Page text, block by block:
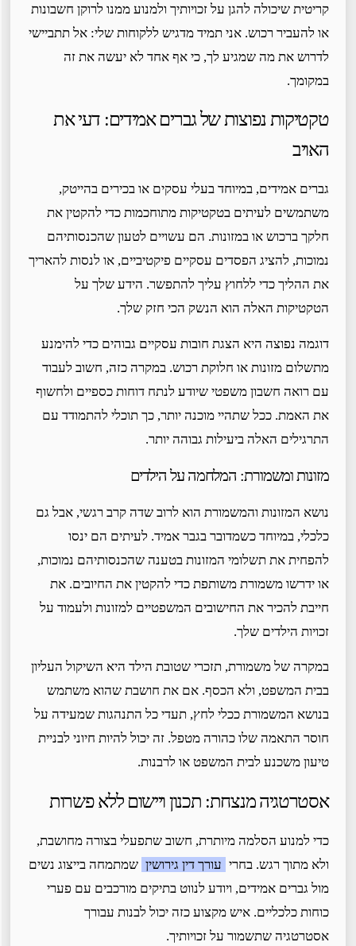
קריטית שיכולה להגן על זכויותיך ולמנוע ממנו לרוקן חשבונות
או להעביר רכוש. אני תמיד מדגיש ללקוחות שלי: אל תתביישי
לדרוש את מה שמגיע לך, כי אף אחד לא יעשה את זה
במקומך.
טקטיקות נפוצות של גברים אמידים: דעי את
האויב
גברים אמידים, במיוחד בעלי עסקים או בכירים בהייטק,
משתמשים לעיתים בטקטיקות מתוחכמות כדי להקטין את
חלקך ברכוש או במזונות. הם עשויים לטעון שהכנסותיהם
נמוכות, להציג הפסדים עסקיים פיקטיביים, או לנסות להאריך
את ההליך כדי ללחוץ עליך להתפשר. הידע שלך על
הטקטיקות האלה הוא הנשק הכי חזק שלך.
דוגמה נפוצה היא הצגת חובות עסקיים גבוהים כדי להימנע
מתשלום מזונות או חלוקת רכוש. במקרה כזה, חשוב לעבוד
עם רואה חשבון משפטי שיודע לנתח דוחות כספיים ולחשוף
את האמת. ככל שתהיי מוכנה יותר, כך תוכלי להתמודד עם
התרגילים האלה ביעילות גבוהה יותר.
מזונות ומשמורת: המלחמה על הילדים
נושא המזונות והמשמורת הוא לרוב שדה קרב רגשי, אבל גם
כלכלי, במיוחד כשמדובר בגבר אמיד. לעיתים הם ינסו
להפחית את תשלומי המזונות בטענה שהכנסותיהם נמוכות,
או ידרשו משמורת משותפת כדי להקטין את החיובים. את
חייבת להכיר את החישובים המשפטיים למזונות ולעמוד על
זכויות הילדים שלך.
במקרה של משמורת, תזכרי שטובת הילד היא השיקול העליון
בבית המשפט, ולא הכסף. אם את חושבת שהוא משתמש
בנושא המשמורת ככלי לחץ, תעדי כל התנהגות שמעידה על
חוסר התאמה שלו כהורה מטפל. זה יכול להיות חיוני לבניית
טיעון משכנע לבית המשפט או לרבנות.
אסטרטגיה מנצחת: תכנון ויישום ללא פשרות
כדי למנוע הסלמה מיותרת, חשוב שתפעלי בצורה מחושבת,
ולא מתוך רגש. בחרי
עורך דין גירושין שמתמחה בייצוג נשים
מול גברים אמידים, ויודע לנווט בתיקים מורכבים עם פערי
כוחות כלכליים. איש מקצוע כזה יכול לבנות עבורך
אסטרטגיה שתשמור על זכויותיך.